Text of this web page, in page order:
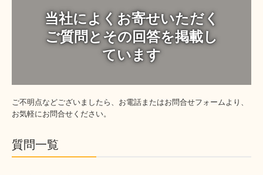
会社案内当社によくお寄せいただく
ご質問とその回答を掲載し
ています
ご不明点などございましたら、お電話またはお問合せフォームより、
お気軽にお問合せください。
質問一覧